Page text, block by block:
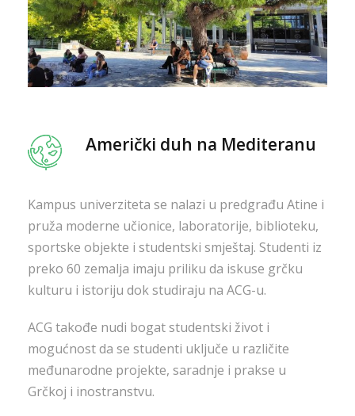
Američki duh na Mediteranu
Kampus univerziteta se nalazi u predgrađu Atine i
pruža moderne učionice, laboratorije, biblioteku,
sportske objekte i studentski smještaj. Studenti iz
preko 60 zemalja imaju priliku da iskuse grčku
kulturu i istoriju dok studiraju na ACG-u.
ACG takođe nudi bogat studentski život i
mogućnost da se studenti uključe u različite
međunarodne projekte, saradnje i prakse u
Grčkoj i inostranstvu.